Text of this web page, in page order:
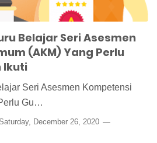
Belajar Seri Asesmen
(AKM) Yang Perlu
Ikuti
Seri Asesmen Kompetensi
Gu…
December 26, 2020